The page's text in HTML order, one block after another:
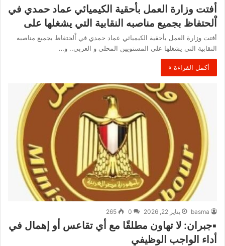
أفتت وزارة العمل بأحقية الكيميائي عماد حمدي في
اْلحتفاظ بجميع مناصبه النقابية التي يشغلها على
أفتت وزارة العمل بأحقية الكيميائي عماد حمدي في اْلحتفاظ بجميع مناصبه
النقابية التي يشغلها على المستويين المحلي و العربي.. و…
أكمل القراءة »
basma يناير 22, 2026 0
265
▪︎جبران: لا تهاون مطلقًا مع أي تقاعس أو إهمال في
أداء الواجب الوظيفي